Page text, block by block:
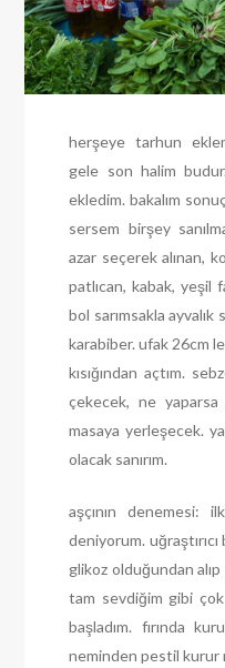
herşeye tarhun
gele son halim
ekledim. bakalım
sersem birşey
azar seçerek alınan,
patlıcan, kabak, yeşil
bol sarımsakla
karabiber. ufak 26cm le
kısığından açtım.
çekecek, ne yaparsa
masaya yerleşecek.
olacak sanırım.
aşçının denemesi:
deniyorum.
glikoz olduğundan
tam sevdiğim gibi
başladım. fırında
neminden pestil kurur